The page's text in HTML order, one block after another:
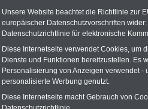
–
Bund und
Unsere Website beachtet die Richtlinie zur
europäischer Datenschutzvorschriften
Datenschutzrichtlinie für elektronische
Diese Internetseite verwendet Cookies, um
Dienste und Funktionen bereitzustellen. Es
Personalisierung von Anzeigen verwendet
personalisierte Werbung genutzt.
Diese Internetseite macht Gebrauch von